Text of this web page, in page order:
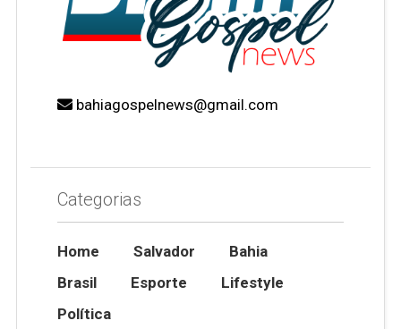
bahiagospelnews@gmail.com
Categorias
Home Salvador
Bahia
Brasil
Esporte
Lifestyle
Política